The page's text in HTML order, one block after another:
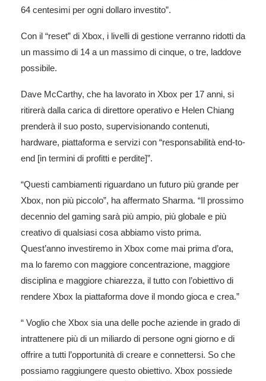
64 centesimi per ogni dollaro investito”.
Con il “reset” di Xbox, i livelli di gestione verranno ridotti da
un massimo di 14 a un massimo di cinque, o tre, laddove
possibile.
Dave McCarthy, che ha lavorato in Xbox per 17 anni, si
ritirerà dalla carica di direttore operativo e Helen Chiang
prenderà il suo posto, supervisionando contenuti,
hardware, piattaforma e servizi con “responsabilità end-to-
end [in termini di profitti e perdite]”.
“Questi cambiamenti riguardano un futuro più grande per
Xbox, non più piccolo”, ha affermato Sharma. “Il prossimo
decennio del gaming sarà più ampio, più globale e più
creativo di qualsiasi cosa abbiamo visto prima.
Quest’anno investiremo in Xbox come mai prima d’ora,
ma lo faremo con maggiore concentrazione, maggiore
disciplina e maggiore chiarezza, il tutto con l’obiettivo di
rendere Xbox la piattaforma dove il mondo gioca e crea.”
“ Voglio che Xbox sia una delle poche aziende in grado di
intrattenere più di un miliardo di persone ogni giorno e di
offrire a tutti l’opportunità di creare e connettersi. So che
possiamo raggiungere questo obiettivo. Xbox possiede